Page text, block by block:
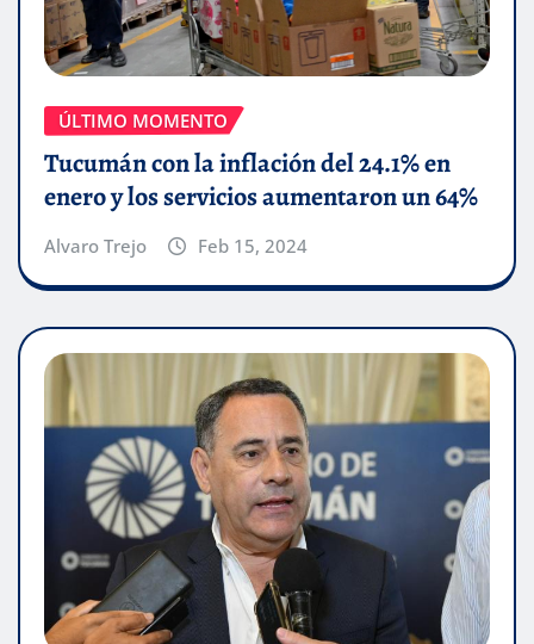
ÚLTIMO MOMENTO
Tucumán con la inflación del 24.1% en
enero y los servicios aumentaron un 64%
Alvaro Trejo Feb 15, 2024